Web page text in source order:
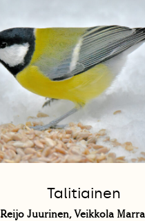
Talitiainen
Reijo Juurinen, Veikkola